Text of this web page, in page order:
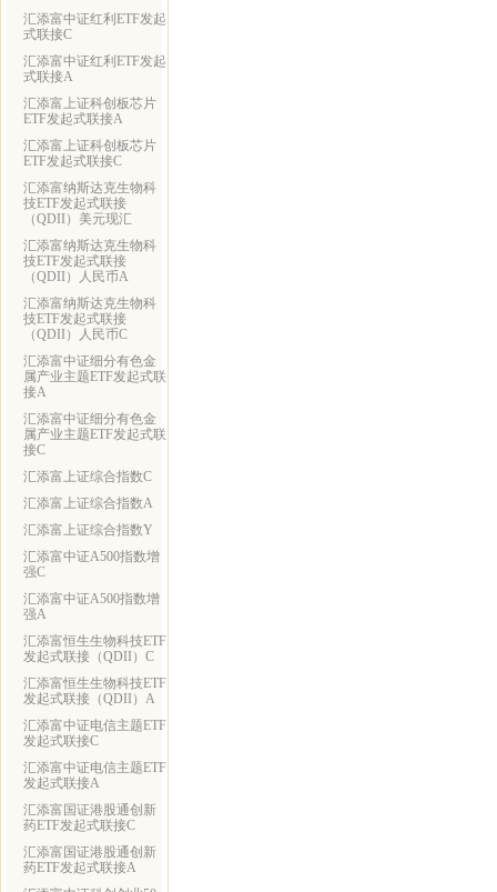
汇添富中证红利ETF发起
式联接C
汇添富中证红利ETF发起
式联接A
汇添富上证科创板芯片
ETF发起式联接A
汇添富上证科创板芯片
ETF发起式联接C
汇添富纳斯达克生物科
技ETF发起式联接
（QDII）美元现汇
汇添富纳斯达克生物科
技ETF发起式联接
（QDII）人民币A
汇添富纳斯达克生物科
技ETF发起式联接
（QDII）人民币C
汇添富中证细分有色金
属产业主题ETF发起式联
接A
汇添富中证细分有色金
属产业主题ETF发起式联
接C
汇添富上证综合指数C
汇添富上证综合指数A
汇添富上证综合指数Y
汇添富中证A500指数增
强C
汇添富中证A500指数增
强A
汇添富恒生生物科技ETF
发起式联接（QDII）C
汇添富恒生生物科技ETF
发起式联接（QDII）A
汇添富中证电信主题ETF
发起式联接C
汇添富中证电信主题ETF
发起式联接A
汇添富国证港股通创新
药ETF发起式联接C
汇添富国证港股通创新
药ETF发起式联接A